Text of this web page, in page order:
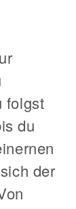
folgst
du
der